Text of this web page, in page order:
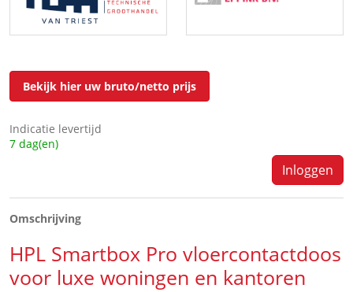
Bekijk hier uw bruto/netto prijs
Indicatie levertijd
7 dag(en)
Inloggen
Omschrijving
HPL Smartbox Pro vloercontactdoos
voor luxe woningen en kantoren